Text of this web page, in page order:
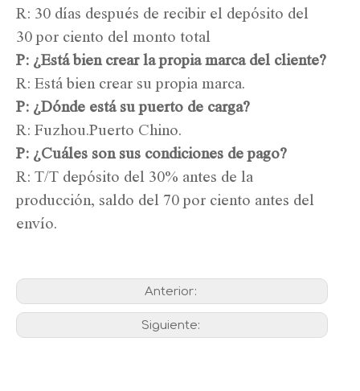
R: 30 días después de recibir el depósito del
30 por ciento del monto total
P: ¿Está bien crear la propia marca del cliente?
R: Está bien crear su propia marca.
P: ¿Dónde está su puerto de carga?
R: Fuzhou.Puerto Chino.
P: ¿Cuáles son sus condiciones de pago?
R: T/T depósito del 30% antes de la
producción, saldo del 70 por ciento antes del
envío.
Anterior:
Siguiente: